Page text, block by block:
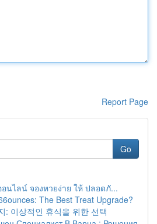
Report Page
Go
นไลน์ จองหวยง่าย ให้ ปลอดภั...
The Best Treat Upgrade?
: 이상적인 휴식을 위한 선택